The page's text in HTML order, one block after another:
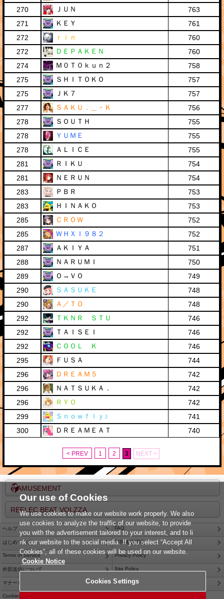
270
ＪＵＮ
763
271
ＫＥＹ
761
272
ｒｉｎ
760
272
ＤＥＰＡＫＥＮ
760
274
Ｍ０Ｔ０ｋｕｎ２
758
275
ＳＨＩＴＯＫＯ
757
275
ＪＫ７
757
277
ＳＡＫＵ．＿・Ｋ
756
278
ＳＯＵＴＨ
755
278
ＹＵＭＥ
755
278
ＡＬＩＣＥ
755
281
ＲＩＫＵ
754
281
ＮＥＲＵＮ
754
283
ＰＢＲ
753
283
ＨＩＮＡＫＯ
753
285
ＣＲＯＷ
752
285
ＷＨＸＩ９８２
752
287
ＡＫＩＹＡ
751
288
ＮＡＲＵＭＩ
750
289
Ｏ→ＶＯ
749
290
ＳＡＳＵＫＥ
748
290
Ａ／ＴＯ
748
292
ＴＫＮＲ ＳＴＵ
746
292
ＴＡＩＳＥＩ
746
292
ＣＯＯＬ Ｋ
746
295
ＦＵＳＡ
744
296
ＤＲＥＡＭ５
742
296
ＮＡＴＳＵＫＡ．
742
296
ＲＹＯ
742
299
Ｓｎｏｗｆｌｙ♪
741
300
ＤＲＥＡＭＥＡＴ 740
< PREV 1 2 3 NEXT >
e-AMUSEMENT
REFLEC BEAT VOLZZA
ヘルプ FAQ
はじめての方 利用推奨環境
Terms of Service Privacy Policy
外部送信について Site Policy
マナー＆ルール Contact Us
Cookies Settings
Our use of Cookies
We use cookies to make our website work properly. We also
use cookies to analyze the traffic of our website, to provide
you with the advertisement tailored to your interest, and to li
nk our website to the social media. If you select “Accept All
Cookies”, all of these cookies will be used on our website.
Cookie Notice
Cookies Settings